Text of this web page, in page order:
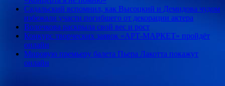
Садальский вспомнил, как Высоцкий и Демидова чудом
избежали участи погибшего от декорации актера
Волочкова раскрыла свой вес и рост
Конкурс творческих заявок «АРТ-МАРКЕТ» пройдёт
онлайн
Мировую премьеру балета Пьера Лакотта покажут
онлайн